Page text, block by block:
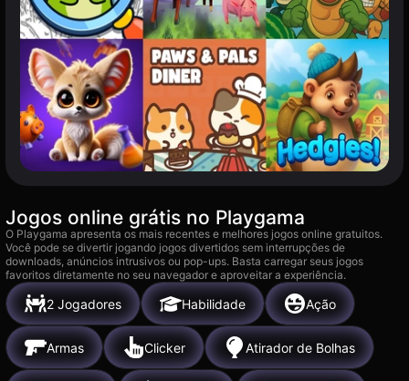
Jogos online grátis no Playgama
O Playgama apresenta os mais recentes e melhores jogos online gratuitos.
Você pode se divertir jogando jogos divertidos sem interrupções de
downloads, anúncios intrusivos ou pop-ups. Basta carregar seus jogos
favoritos diretamente no seu navegador e aproveitar a experiência.
2 Jogadores Habilidade Ação
Armas Clicker Atirador de Bolhas